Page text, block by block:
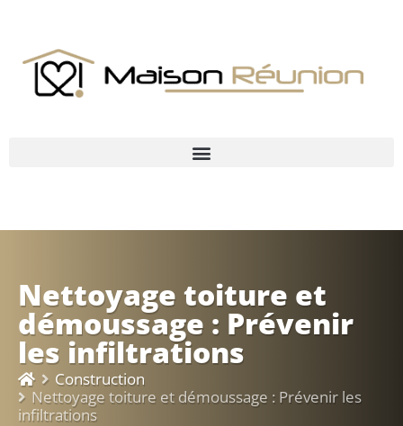
Nettoyage toiture et
démoussage : Prévenir
les infiltrations
Construction
Nettoyage toiture et démoussage : Prévenir les
infiltrations